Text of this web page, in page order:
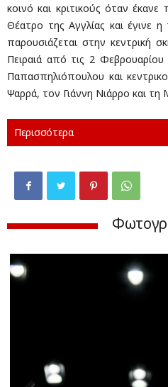
κοινό και κριτικούς όταν
Θέατρο της Αγγλίας και έγινε
παρουσιάζεται στην κεντρική
Πειραιά από τις 2
Παπασπηλιόπουλου και
Ψαρρά, τον Γιάννη Νιάρρο και τη
Περισσότερα